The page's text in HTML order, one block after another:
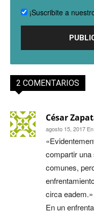
2 COMENTARIOS
César
agosto 15, 2017
compartir
comunes,
circa eadem.»
En un
¡Suscribite a